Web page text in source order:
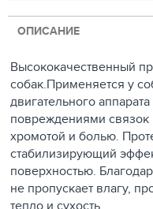
ОПИСАНИЕ
Высококачественный
собак.Применяется у
двигательного
повреждениями
хромотой и болью.
стабилизирующий
поверхностью.
не пропускает влагу,